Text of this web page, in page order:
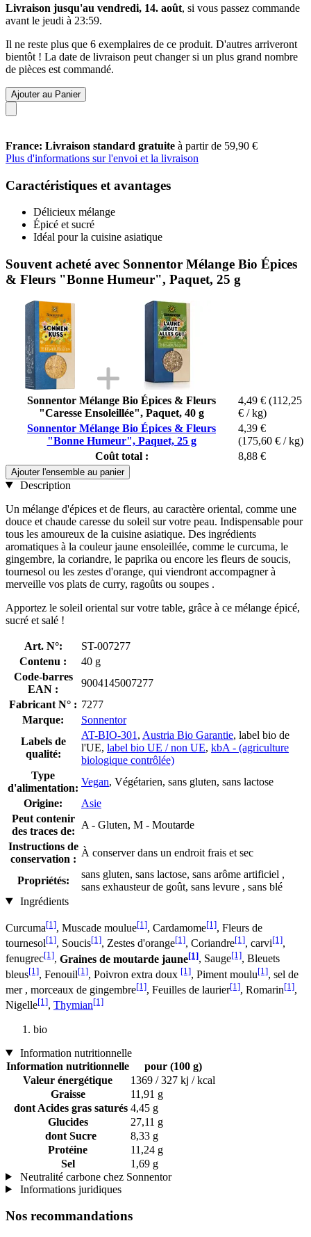
Livraison jusqu'au vendredi, 14. août, si vous passez commande
avant le jeudi à 23:59.
Il ne reste plus que 6 exemplaires de ce produit. D'autres arriveront
bientôt ! La date de livraison peut changer si un plus grand nombre
de pièces est commandé.
Ajouter au Panier
France: Livraison standard gratuite à partir de 59,90 €
Plus d'informations sur l'envoi et la livraison
Caractéristiques et avantages
Délicieux mélange
Épicé et sucré
Idéal pour la cuisine asiatique
Souvent acheté avec Sonnentor Mélange Bio Épices
& Fleurs "Bonne Humeur", Paquet, 25 g
Sonnentor Mélange Bio Épices & Fleurs
"Caresse Ensoleillée", Paquet, 40 g
4,49 € (112,25
€ / kg)
Sonnentor Mélange Bio Épices & Fleurs
"Bonne Humeur", Paquet, 25 g
4,39 €
(175,60 € / kg)
Coût total :
8,88 €
Ajouter l'ensemble au panier
Description
Un mélange d'épices et de fleurs, au caractère oriental, comme une
douce et chaude caresse du soleil sur votre peau. Indispensable pour
tous les amoureux de la cuisine asiatique. Des ingrédients
aromatiques à la couleur jaune ensoleillée, comme le curcuma, le
gingembre, la coriandre, le paprika ou encore les fleurs de soucis,
tournesol ou les zestes d'orange, qui viendront accompagner à
merveille vos plats de curry, ragoûts ou soupes .
Apportez le soleil oriental sur votre table, grâce à ce mélange épicé,
sucré et salé !
Art. N°:
ST-007277
Contenu :
40 g
Code-barres
EAN :
9004145007277
Fabricant N° : 7277
Marque:
Sonnentor
Labels de
qualité:
AT-BIO-301 , Austria Bio Garantie, label bio de
l'UE, label bio UE / non UE, kbA - (agriculture
biologique contrôlée)
Type
d'alimentation:
Vegan, Végétarien, sans gluten, sans lactose
Origine:
Asie
Peut contenir
des traces de:
A - Gluten, M - Moutarde
Instructions de
conservation :
À conserver dans un endroit frais et sec
Propriétés:
sans gluten, sans lactose, sans arôme artificiel ,
sans exhausteur de goût, sans levure , sans blé
Ingrédients
Curcuma[1], Muscade moulue[1], Cardamome[1], Fleurs de
tournesol[1], Soucis[1], Zestes d'orange[1], Coriandre[1], carvi[1],
fenugrec[1], Graines de moutarde jaune[1], Sauge[1], Bleuets
bleus[1], Fenouil[1], Poivron extra doux [1], Piment moulu[1], sel de
mer , morceaux de gingembre[1], Feuilles de laurier[1], Romarin[1],
Nigelle[1], Thymian[1]
bio
Information nutritionnelle
Information nutritionnelle
pour (100 g)
Valeur énergétique
1369 / 327 kj / kcal
Graisse
11,91 g
dont Acides gras saturés 4,45 g
Glucides
27,11 g
dont Sucre
8,33 g
Protéine
11,24 g
Sel
1,69 g
Neutralité carbone chez Sonnentor
Informations juridiques
Nos recommandations